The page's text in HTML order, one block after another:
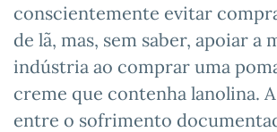
conscientemente evitar
de lã, mas, sem saber, apoiar a
indústria ao comprar uma
creme que contenha lanolina.
entre o sofrimento